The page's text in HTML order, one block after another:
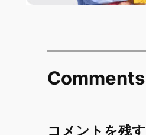
Comments
コメントを残す